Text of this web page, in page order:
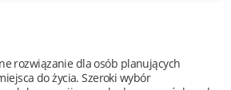
rozwiązanie dla osób planujących
do życia. Szeroki wybór